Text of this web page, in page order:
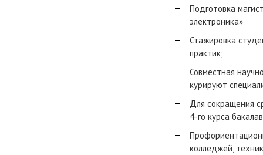
Подготовка
электроника»
Стажировка
практик;
Совместная
курируют
Для сокращения
4-го курса
колледжей,